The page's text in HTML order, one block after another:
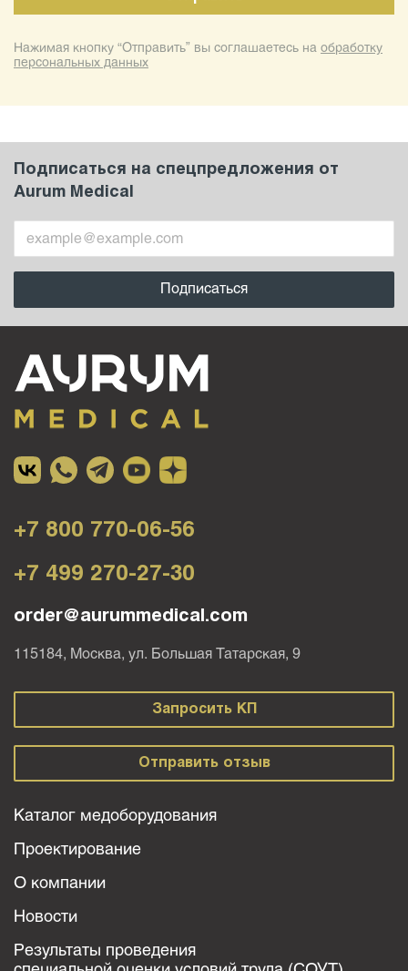
Нажимая кнопку “Отправить” вы соглашаетесь на обработку
персональных данных
Подписаться на спецпредложения от
Aurum Medical
Каталог медоборудования
Проектирование
О компании
Новости
Результаты проведения
+7 800 770-06-56
+7 499 270-27-30
order@aurummedical.com
115184, Москва, ул. Большая Татарская, 9
Запросить КП
Отправить отзыв